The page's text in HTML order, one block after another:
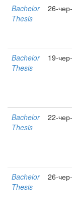
Bachelor
Thesis
26-
Bachelor
Thesis
19-
Bachelor
Thesis
22-
Bachelor
Thesis
26-